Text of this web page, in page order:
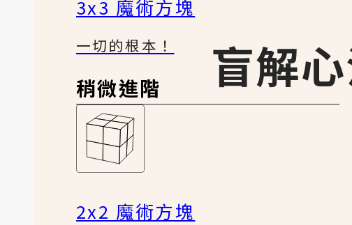
3x3 魔術方塊
一切的根本！
稍微進階
2x2 魔術方塊
盲解